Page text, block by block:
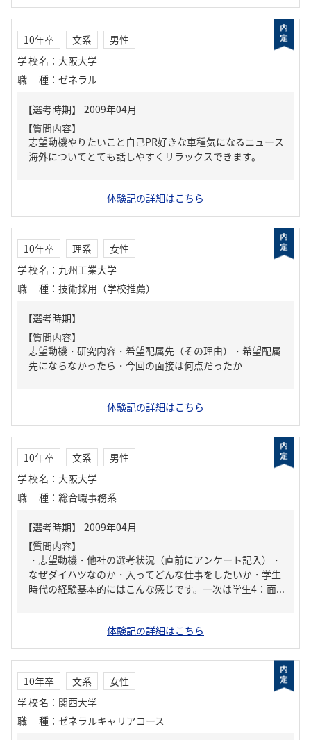
10年卒 文系
男性
学校名 ： 大阪大学
職種 ： ゼネラル
【質問内容】
志望動機やりたいこと自己PR好きな車種気になるニュース
海外についてとても話しやすくリラックスできます。
体験記の詳細はこちら
10年卒 理系
女性
学校名 ： 九州工業大学
職種 ： 技術採用（学校推薦）
【質問内容】
志望動機・研究内容・希望配属先（その理由）・希望配属
先にならなかったら・今回の面接は何点だったか
体験記の詳細はこちら
10年卒 文系
男性
学校名 ： 大阪大学
職種 ： 総合職事務系
【質問内容】
・志望動機・他社の選考状況（直前にアンケート記入）・
なぜダイハツなのか・入ってどんな仕事をしたいか・学生
時代の経験基本的にはこんな感じです。一次は学生4：面...
体験記の詳細はこちら
10年卒 文系
女性
学校名 ： 関西大学
職種 ： ゼネラルキャリアコース